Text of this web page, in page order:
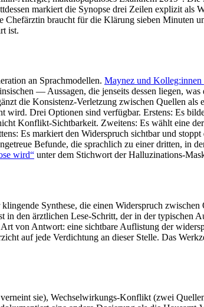
markiert die Synopse drei Zeilen explizit als
braucht für die Klärung sieben Minuten
ist.
an Sprachmodellen. Maynez und Kolleg:innen
— Aussagen, die jenseits dessen liegen, was
die Konsistenz-Verletzung zwischen Quellen als
wird. Drei Optionen sind verfügbar. Erstens: Es
Konflikt-Sichtbarkeit. Zweitens: Es wählt eine
Es markiert den Widerspruch sichtbar und stoppt
Befunde, die sprachlich zu einer dritten, in
wird“ unter dem Stichwort der Halluzinations-
Synthese, die einen Widerspruch zwischen
den ärztlichen Lese-Schritt, der in der typischen
von Antwort: eine sichtbare Auflistung der
auf jede Verdichtung an dieser Stelle. Das
sie), Wechselwirkungs-Konflikt (zwei